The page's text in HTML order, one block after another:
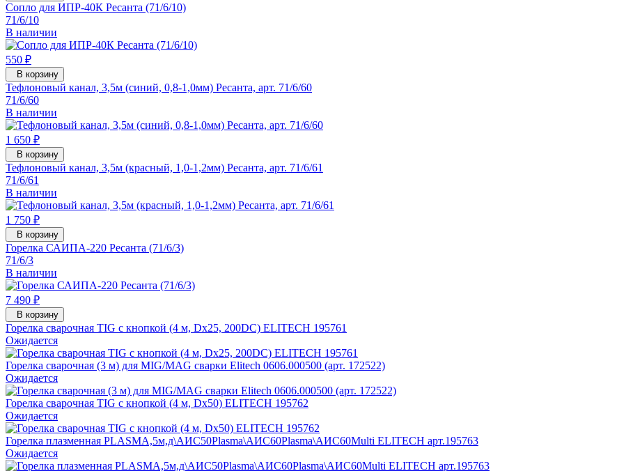
Сопло для ИПР-40К Ресанта (71/6/10)
71/6/10
В наличии
550 ₽
В корзину
Тефлоновый канал, 3,5м (синий, 0,8-1,0мм) Ресанта, арт. 71/6/60
71/6/60
В наличии
1 650 ₽
В корзину
Тефлоновый канал, 3,5м (красный, 1,0-1,2мм) Ресанта, арт. 71/6/61
71/6/61
В наличии
1 750 ₽
В корзину
Горелка САИПА-220 Ресанта (71/6/3)
71/6/3
В наличии
7 490 ₽
В корзину
Горелка сварочная TIG с кнопкой (4 м, Dх25, 200DC) ELITECH 195761
Ожидается
Горелка сварочная (3 м) для MIG/MAG сварки Elitech 0606.000500 (арт. 172522)
Ожидается
Горелка сварочная TIG с кнопкой (4 м, Dх50) ELITECH 195762
Ожидается
Горелка плазменная PLASMA,5м,д\АИС50Plasma\АИС60Plasma\АИС60Multi ELITECH арт.195763
Ожидается